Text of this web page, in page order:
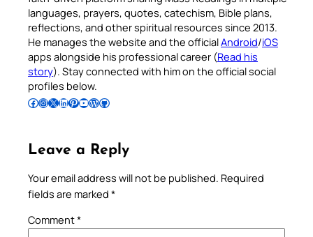
languages, prayers, quotes, catechism, Bible plans,
reflections, and other spiritual resources since 2013.
He manages the website and the officialAndroid/iOS
apps alongside his professional career (Read his
story). Stay connected with him on the official social
profiles below.
Follow Pradeep on Facebook Follow Pradeep on InstagramFollow Pradeep on X Follow Pradeep on LinkedIn Follow Pradeep on Pinterest Subscribe to Pradeep’s Youtube Channel Follow Pradeep on WordPress Follow Pradeep on GitHub
Leave a Reply
Your email address will not be published. Required
fields are marked *
Comment*